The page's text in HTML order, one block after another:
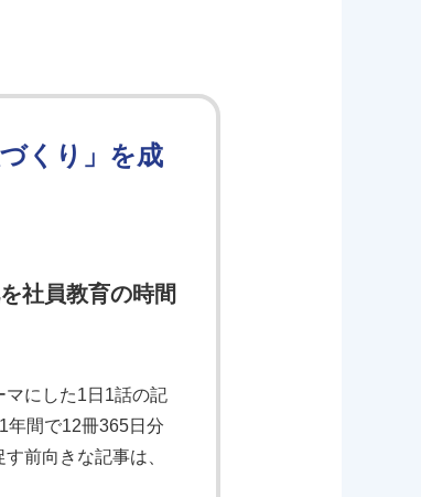
くり」を成
社員教育の時間
マにした1日1話の記
年間で12冊365日分
前向きな記事は、